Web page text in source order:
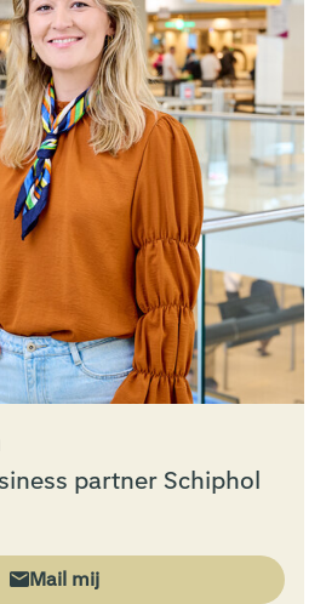
partner Schiphol
Mail mij